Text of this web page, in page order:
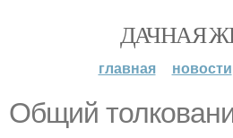
ДАЧНАЯ
главная новости
Общий